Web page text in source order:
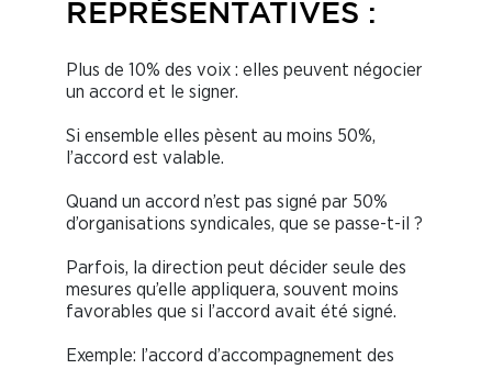
REPRÉSENTATIVES :
Plus de 10% des voix : elles peuvent négocier
un accord et le signer.
Si ensemble elles pèsent au moins 50%,
l’accord est valable.
Quand un accord n’est pas signé par 50%
d’organisations syndicales, que se passe-t-il ?
Parfois, la direction peut décider seule des
mesures qu’elle appliquera, souvent moins
favorables que si l’accord avait été signé.
Exemple: l’accord d’accompagnement des